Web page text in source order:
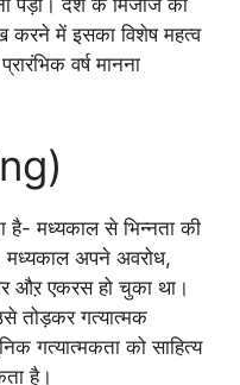
पड़ा। देश के मिजाज को
करने में इसका विशेष महत्व
वर्ष मानना
है- मध्यकाल से भिन्नता की
मध्यकाल अपने अवरोध,
औऱ एकरस हो चुका था।
तोड़कर गत्यात्मक
गत्यात्मकता को साहित्य
है।